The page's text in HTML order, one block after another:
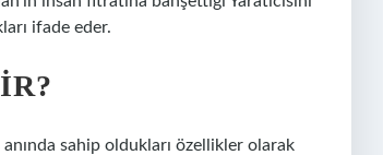
ifade eder.
anında sahip oldukları özellikler olarak